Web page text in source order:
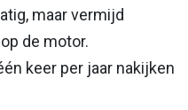
maar vermijd
de motor.
keer per jaar nakijken